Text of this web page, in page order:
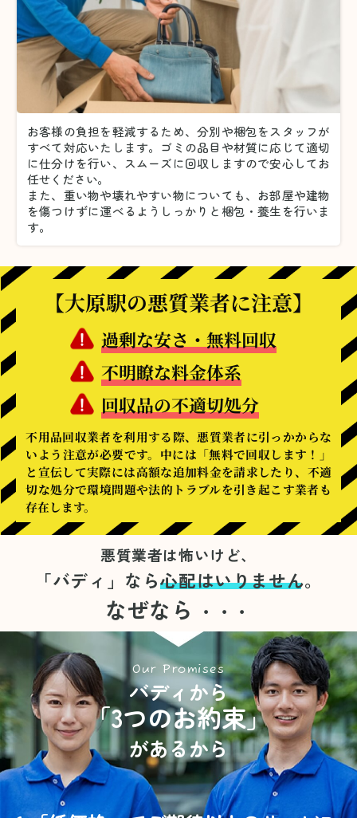
お客様の負担を軽減するため、分別や梱包をスタッフが
すべて対応いたします。 ゴミの品目や材質に応じて適切
に仕分けを行い、スムーズに回収しますので安心してお
任せください。
また、重い物や壊れやすい物についても、お部屋や建物
を傷つけずに運べるようしっかりと梱包・養生を行いま
す。
【大原駅の悪質業者に注意】
過剰な安さ・無料回収
不明瞭な料金体系
回収品の不適切処分
不用品回収業者を利用する際、悪質業者に引っかからな
いよう注意が必要です。中には「無料で回収します！」
と宣伝して実際には高額な追加料金を請求したり、不適
切な処分で環境問題や法的トラブルを引き起こす業者も
存在します。
悪質業者は怖いけど、
「バディ」なら心配はいりません。
なぜなら ・・・
Our Promises
バディから
「3つのお約束」
があるから